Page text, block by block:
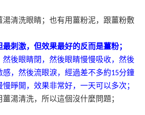
清洗眼睛；也有用薑粉泥，跟薑粉敷
刺激，但效果最好的反而是薑粉；
後眼睛閉，然後眼睛慢慢吸收，然後
，然後流眼淚，經過差不多約15分鐘
睜開，效果非常好，一天可以多次；
湯清洗，所以這個沒什麼問題；